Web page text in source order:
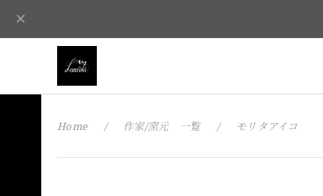
Home 作家/窯元 一覧 モリタアイコ